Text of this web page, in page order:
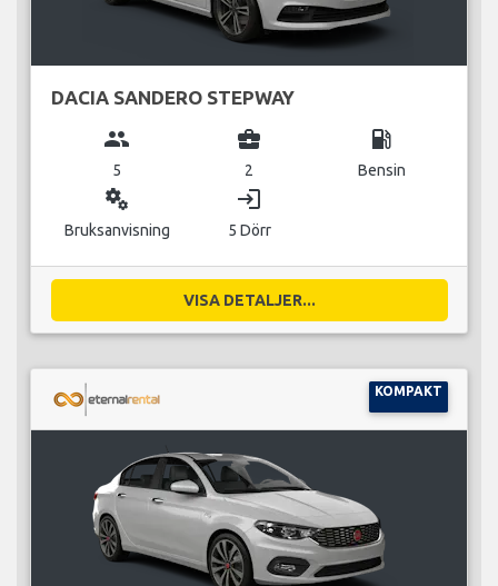
DACIA SANDERO STEPWAY
group
5
business_center
2
local_gas_station
Bensin
miscellaneous_services
Bruksanvisning
login
5 Dörr
VISA DETALJER...
KOMPAKT